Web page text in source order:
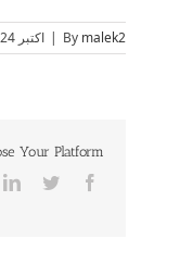
By malek2
| اکتبر 31st, 2024
Your Platform!
Facebook
Twitter